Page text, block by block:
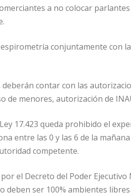
a no colocar
conjuntamente con
deberán contar con las
de menores, autorización de
17.423 queda prohibido el
entre las 0 y las 6 de la
competente.
el Decreto del Poder
deben ser 100% ambientes